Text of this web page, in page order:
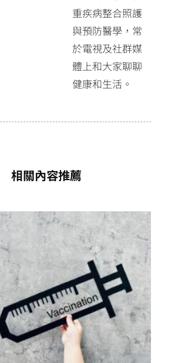
重疾病整合照護
與預防醫學，常
於電視及社群媒
體上和大家聊聊
健康和生活。
相關內容推薦